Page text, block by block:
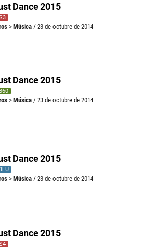
Dance 2015
> Música / 23 de octubre de 2014
Dance 2015
> Música / 23 de octubre de 2014
Dance 2015
U
> Música / 23 de octubre de 2014
Dance 2015